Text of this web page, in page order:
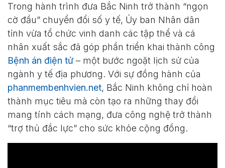
Trong hành trình đưa Bắc Ninh trở thành “ngọn
cờ đầu” chuyển đổi số y tế, Ủy ban Nhân dân
tỉnh vừa tổ chức vinh danh các tập thể và cá
nhân xuất sắc đã góp phần triển khai thành công
Bệnh án điện tử – một bước ngoặt lịch sử của
ngành y tế địa phương. Với sự đồng hành của
phanmembenhvien.net, Bắc Ninh không chỉ hoàn
thành mục tiêu mà còn tạo ra những thay đổi
mang tính cách mạng, đưa công nghệ trở thành
“trợ thủ đắc lực” cho sức khỏe cộng đồng.